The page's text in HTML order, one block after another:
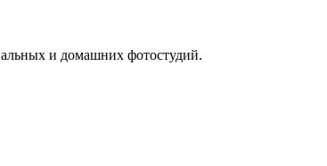
и домашних фотостудий.